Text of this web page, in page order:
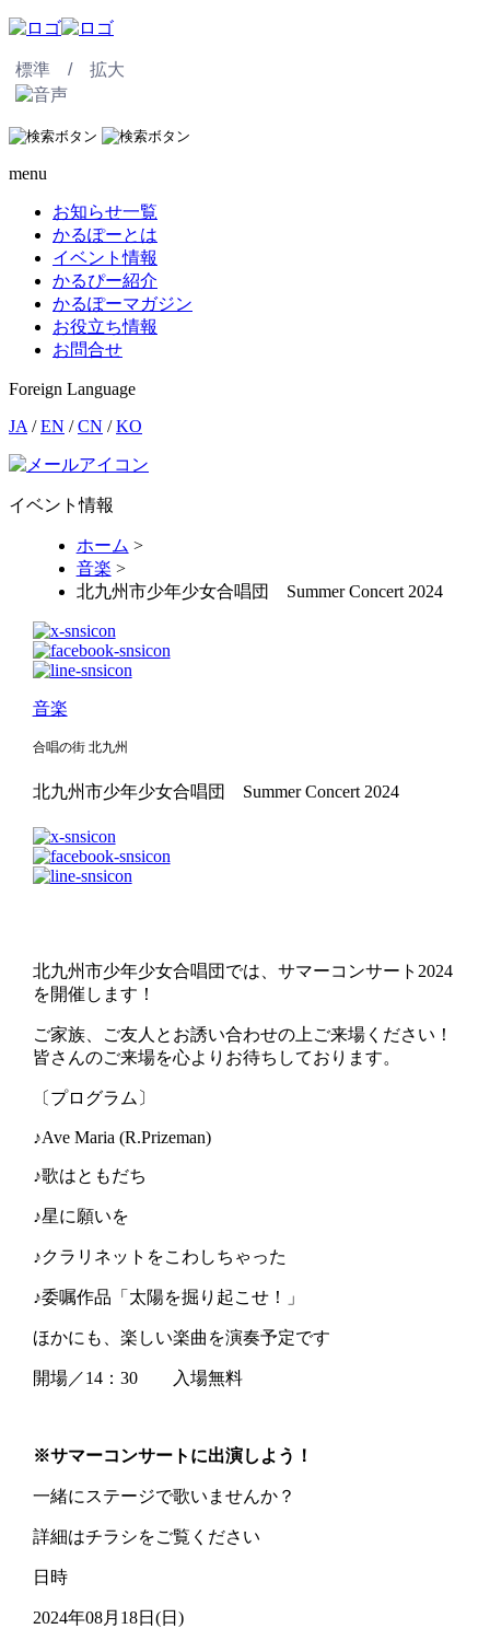
標準 / 拡大
menu
お知らせ一覧
かるぽーとは
イベント情報
かるぴー紹介
かるぽーマガジン
お役立ち情報
お問合せ
Foreign Language
JA /EN /CN /KO
イベント情報
ホーム >
音楽 >
北九州市少年少女合唱団 Summer Concert 2024
音楽
合唱の街 北九州
北九州市少年少女合唱団 Summer Concert 2024
北九州市少年少女合唱団では、サマーコンサート2024
を開催します！
ご家族、ご友人とお誘い合わせの上ご来場ください！
皆さんのご来場を心よりお待ちしております。
〔プログラム〕
♪Ave Maria (R.Prizeman)
♪歌はともだち
♪星に願いを
♪クラリネットをこわしちゃった
♪委嘱作品「太陽を掘り起こせ！」
ほかにも、楽しい楽曲を演奏予定です
開場／14：30 入場無料
※サマーコンサートに出演しよう！
一緒にステージで歌いませんか？
詳細はチラシをご覧ください
日時
2024年08月18日(日)